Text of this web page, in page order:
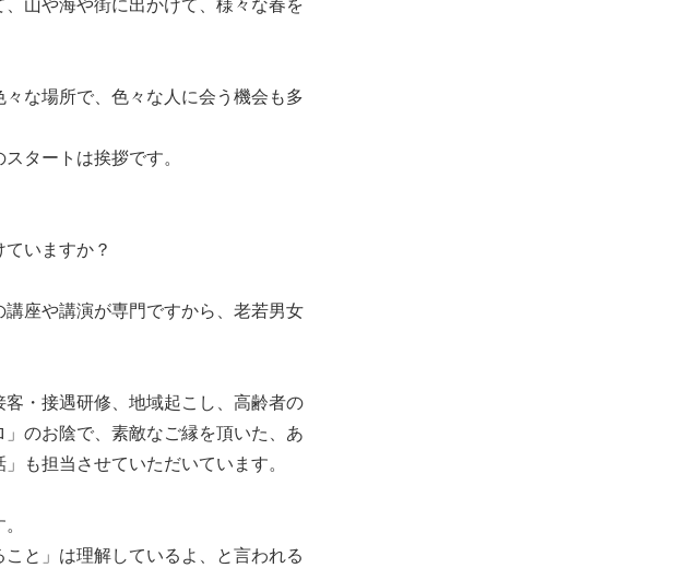
な場所で、色々な人に会う機会も多
タートは挨拶です。
いますか？
座や講演が専門ですから、老若男女
・接遇研修、地域起こし、高齢者の
のお陰で、素敵なご縁を頂いた、あ
も担当させていただいています。
と」は理解しているよ、と言われる